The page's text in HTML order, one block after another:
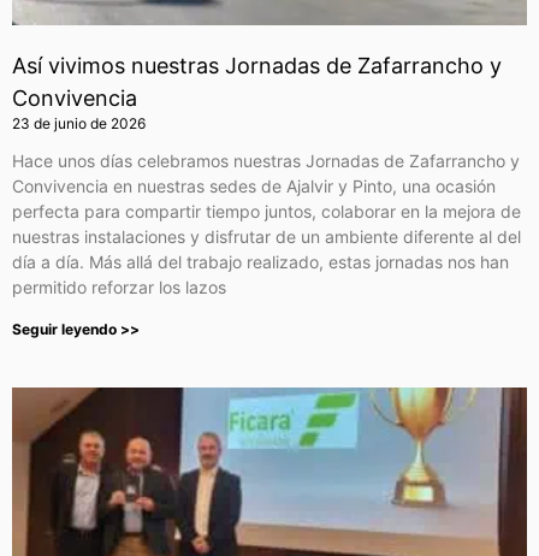
Así vivimos nuestras Jornadas de Zafarrancho y
Convivencia
23 de junio de 2026
Hace unos días celebramos nuestras Jornadas de Zafarrancho y
Convivencia en nuestras sedes de Ajalvir y Pinto, una ocasión
perfecta para compartir tiempo juntos, colaborar en la mejora de
nuestras instalaciones y disfrutar de un ambiente diferente al del
día a día. Más allá del trabajo realizado, estas jornadas nos han
permitido reforzar los lazos
Seguir leyendo >>